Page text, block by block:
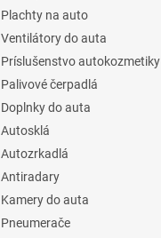
Plachty na auto
Ventilátory do auta
Príslušenstvo autokozmetiky
Palivové čerpadlá
Doplnky do auta
Autosklá
Autozrkadlá
Antiradary
Kamery do auta
Pneumerače